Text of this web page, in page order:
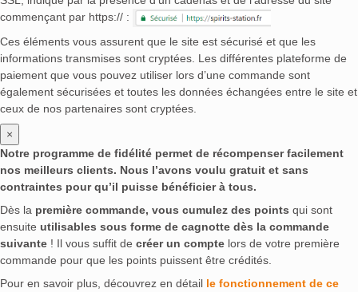
commençant par https:// :
Ces éléments vous assurent que le site est sécurisé et que les
informations transmises sont cryptées. Les différentes plateforme de
paiement que vous pouvez utiliser lors d’une commande sont
également sécurisées et toutes les données échangées entre le site et
ceux de nos partenaires sont cryptées.
×
Notre programme de fidélité permet de récompenser facilement
nos meilleurs clients. Nous l’avons voulu gratuit et sans
contraintes pour qu’il puisse bénéficier à tous.
Dès la première commande, vous cumulez des points qui sont
ensuite utilisables sous forme de cagnotte dès la commande
suivante ! Il vous suffit de créer un compte lors de votre première
commande pour que les points puissent être crédités.
Pour en savoir plus, découvrez en détail le fonctionnement de ce